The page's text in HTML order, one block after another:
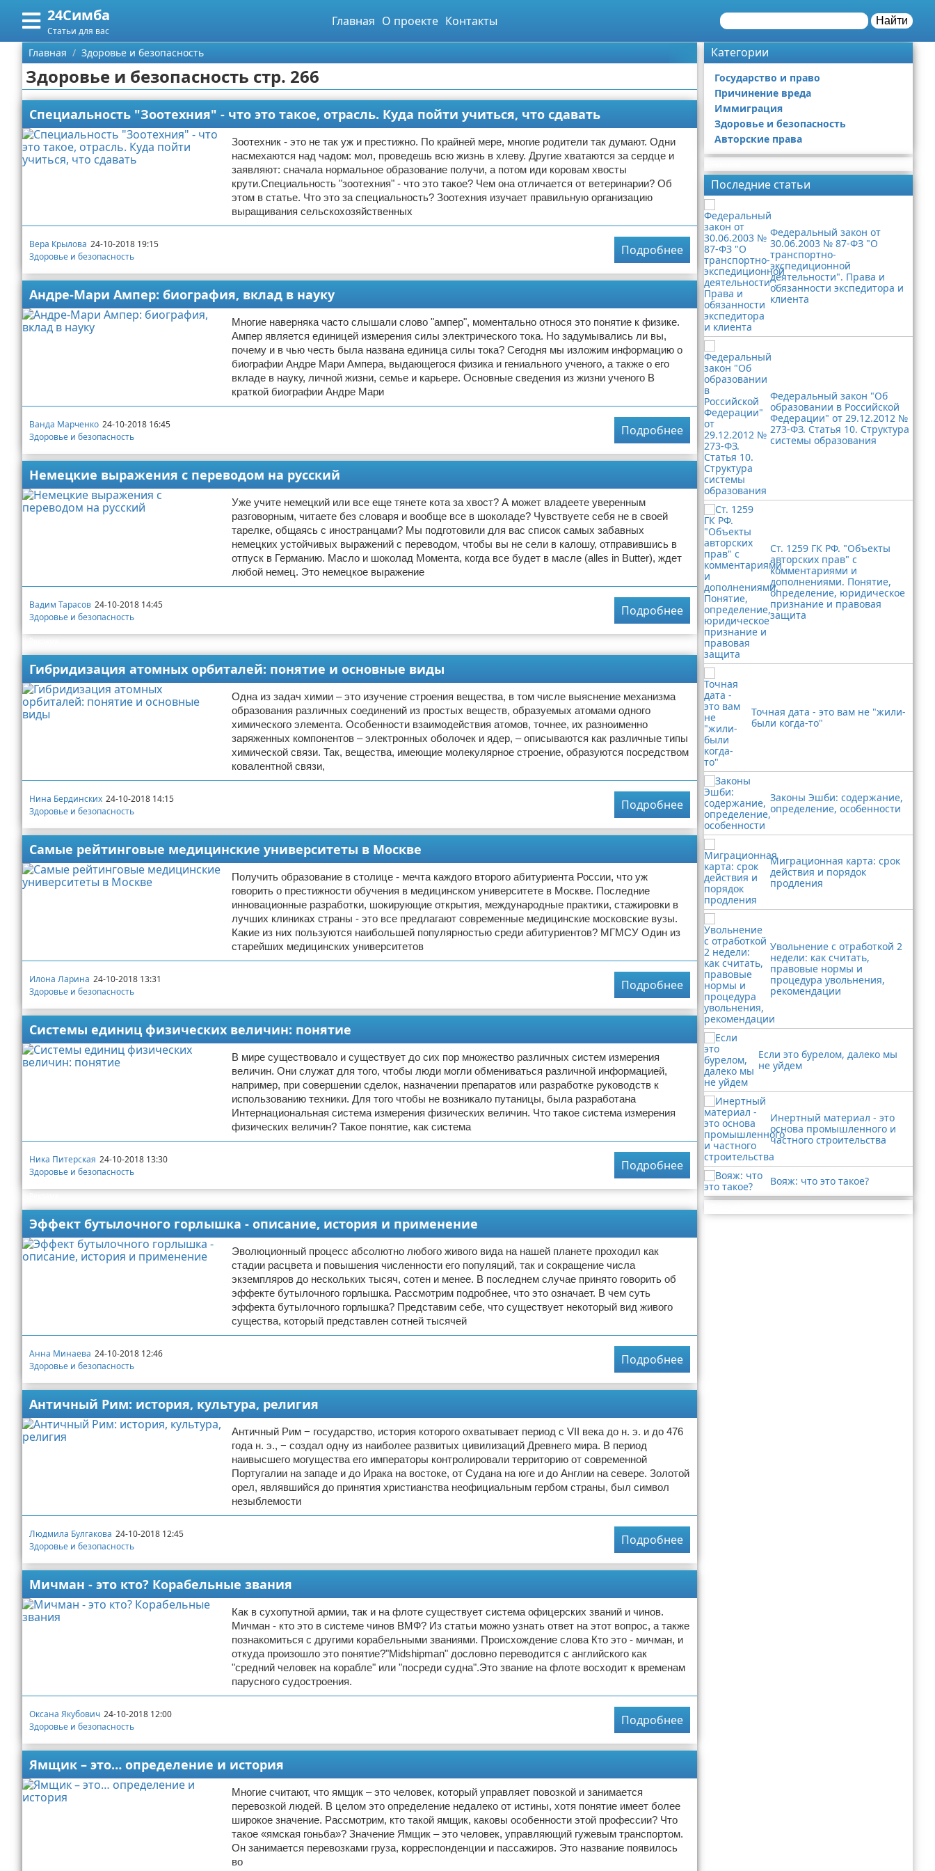
24Симба
Статьи для вас
Главная О проекте Контакты Найти
Меню
Главная
Категории
Государство и право
Причинение вреда
Поиск
О проекте
Условия предоставления информации
Отказ от ответственности
Главная Здоровье и безопасность
Здоровье и безопасность стр. 266
Специальность "Зоотехния" - что это такое, отрасль. Куда пойти учиться, что сдавать
Зоотехник - это не так уж и престижно. По крайней мере, многие родители так думают. Одни
насмехаются над чадом: мол, проведешь всю жизнь в хлеву. Другие хватаются за сердце и
заявляют: сначала нормальное образование получи, а потом иди коровам хвосты
крути.Специальность "зоотехния" - что это такое? Чем она отличается от ветеринарии? Об
этом в статье. Что это за специальность? Зоотехния изучает правильную организацию
выращивания сельскохозяйственных
Вера Крылова 24-10-2018 19:15
Здоровье и безопасность
Подробнее
Андре-Мари Ампер: биография, вклад в науку
Многие наверняка часто слышали слово "ампер", моментально относя это понятие к физике.
Ампер является единицей измерения силы электрического тока. Но задумывались ли вы,
почему и в чью честь была названа единица силы тока? Сегодня мы изложим информацию о
биографии Андре Мари Ампера, выдающегося физика и гениального ученого, а также о его
вкладе в науку, личной жизни, семье и карьере. Основные сведения из жизни ученого В
краткой биографии Андре Мари
Ванда Марченко 24-10-2018 16:45
Здоровье и безопасность
Подробнее
Немецкие выражения с переводом на русский
Уже учите немецкий или все еще тянете кота за хвост? А может владеете уверенным
разговорным, читаете без словаря и вообще все в шоколаде? Чувствуете себя не в своей
тарелке, общаясь с иностранцами? Мы подготовили для вас список самых забавных
немецких устойчивых выражений с переводом, чтобы вы не сели в калошу, отправившись в
отпуск в Германию. Масло и шоколад Момента, когда все будет в масле (alles in Butter), ждет
любой немец. Это немецкое выражение
Вадим Тарасов 24-10-2018 14:45
Здоровье и безопасность
Подробнее
Гибридизация атомных орбиталей: понятие и основные виды
Одна из задач химии – это изучение строения вещества, в том числе выяснение механизма
образования различных соединений из простых веществ, образуемых атомами одного
химического элемента. Особенности взаимодействия атомов, точнее, их разноименно
заряженных компонентов – электронных оболочек и ядер, – описываются как различные типы
химической связи. Так, вещества, имеющие молекулярное строение, образуются посредством
ковалентной связи,
Нина Бердинских 24-10-2018 14:15
Здоровье и безопасность
Подробнее
Самые рейтинговые медицинские университеты в Москве
Получить образование в столице - мечта каждого второго абитуриента России, что уж
говорить о престижности обучения в медицинском университете в Москве. Последние
инновационные разработки, шокирующие открытия, международные практики, стажировки в
лучших клиниках страны - это все предлагают современные медицинские московские вузы.
Какие из них пользуются наибольшей популярностью среди абитуриентов? МГМСУ Один из
старейших медицинских университетов
Илона Ларина 24-10-2018 13:31
Здоровье и безопасность
Подробнее
Системы единиц физических величин: понятие
В мире существовало и существует до сих пор множество различных систем измерения
величин. Они служат для того, чтобы люди могли обмениваться различной информацией,
например, при совершении сделок, назначении препаратов или разработке руководств к
использованию техники. Для того чтобы не возникало путаницы, была разработана
Интернациональная система измерения физических величин. Что такое система измерения
физических величин? Такое понятие, как система
Ника Питерская 24-10-2018 13:30
Здоровье и безопасность
Подробнее
Эффект бутылочного горлышка - описание, история и применение
Эволюционный процесс абсолютно любого живого вида на нашей планете проходил как
стадии расцвета и повышения численности его популяций, так и сокращение числа
экземпляров до нескольких тысяч, сотен и менее. В последнем случае принято говорить об
эффекте бутылочного горлышка. Рассмотрим подробнее, что это означает. В чем суть
эффекта бутылочного горлышка? Представим себе, что существует некоторый вид живого
существа, который представлен сотней тысячей
Анна Минаева 24-10-2018 12:46
Здоровье и безопасность
Подробнее
Античный Рим: история, культура, религия
Античный Рим − государство, история которого охватывает период с VII века до н. э. и до 476
года н. э., − создал одну из наиболее развитых цивилизаций Древнего мира. В период
наивысшего могущества его императоры контролировали территорию от современной
Португалии на западе и до Ирака на востоке, от Судана на юге и до Англии на севере. Золотой
орел, являвшийся до принятия христианства неофициальным гербом страны, был символ
незыблемости
Людмила Булгакова 24-10-2018 12:45
Здоровье и безопасность
Подробнее
Мичман - это кто? Корабельные звания
Как в сухопутной армии, так и на флоте существует система офицерских званий и чинов.
Мичман - кто это в системе чинов ВМФ? Из статьи можно узнать ответ на этот вопрос, а также
познакомиться с другими корабельными званиями. Происхождение слова Кто это - мичман, и
откуда произошло это понятие?"Midshipman" дословно переводится с английского как
"средний человек на корабле" или "посреди судна".Это звание на флоте восходит к временам
парусного судостроения.
Оксана Якубович 24-10-2018 12:00
Здоровье и безопасность
Подробнее
Ямщик – это… определение и история
Многие считают, что ямщик – это человек, который управляет повозкой и занимается
перевозкой людей. В целом это определение недалеко от истины, хотя понятие имеет более
широкое значение. Рассмотрим, кто такой ямщик, каковы особенности этой профессии? Что
такое «ямская гоньба»? Значение Ямщик – это человек, управляющий гужевым транспортом.
Он занимается перевозками груза, корреспонденции и пассажиров. Это название появилось
во
Категории
Государство и право
Причинение вреда
Иммиграция
Здоровье и безопасность
Авторские права
Последние статьи
Федеральный закон от
30.06.2003 № 87-ФЗ "О
транспортно-
экспедиционной
деятельности". Права и
обязанности экспедитора и
клиента
Федеральный закон "Об
образовании в Российской
Федерации" от 29.12.2012 №
273-ФЗ. Статья 10. Структура
системы образования
Ст. 1259 ГК РФ. "Объекты
авторских прав" с
комментариями и
дополнениями. Понятие,
определение, юридическое
признание и правовая
защита
Точная дата - это вам не "жили-
были когда-то"
Законы Эшби: содержание,
определение, особенности
Миграционная карта: срок
действия и порядок
продления
Увольнение с отработкой 2
недели: как считать,
правовые нормы и
процедура увольнения,
рекомендации
Если это бурелом, далеко мы
не уйдем
Инертный материал - это
основа промышленного и
частного строительства
Вояж: что это такое?